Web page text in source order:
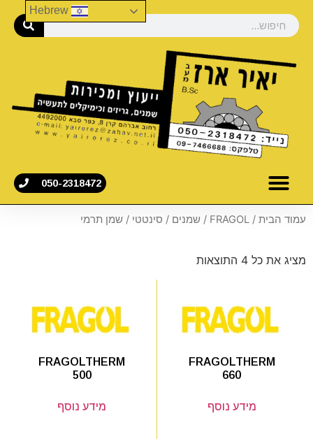
050-2318472
עמוד הבית /
FRAGOL
/ שמנים / סינטטי / שמן תרמי
מציג את כל 4 התוצאות
FRAGOLTHERM
660
מידע נוסף
FRAGOLTHERM
500
מידע נוסף
Hebrew